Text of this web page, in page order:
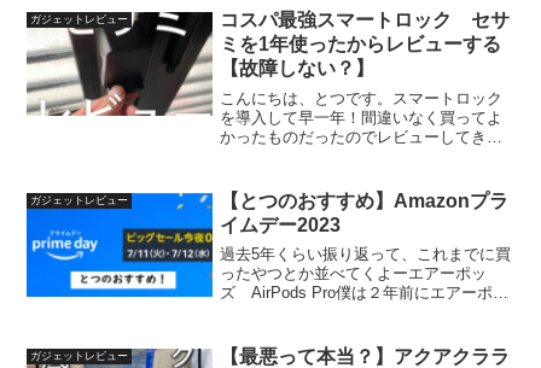
III-A VC VXDの何がすごい...
ガジェットレビュー
コスパ最強スマートロック セサ
ミを1年使ったからレビューする
【故障しない？】
こんにちは、とつです。スマートロック
を導入して早一年！間違いなく買ってよ
かったものだったのでレビューしてきま
サミ５のみの取り扱いとなっているみた
いです。セサミ5はセサ...
ガジェットレビュー
【とつのおすすめ】Amazonプラ
イムデー2023
過去5年くらい振り返って、これまでに買
ったやつとか並べてくよーエアーポッ
ズ AirPods Pro僕は２年前にエアーポッ
AZLA SednaEarfit C...
ガジェットレビュー
【最悪って本当？】アクアクララ